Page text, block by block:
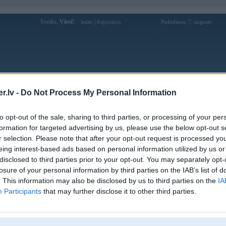
- Do Not Process My Personal Information
opt-out of the sale, sharing to third parties, or processing of your
for targeted advertising by us, please use the below opt-out
selection. Please note that after your opt-out request is processed
interest-based ads based on personal information utilized by us
to third parties prior to your opt-out. You may separately
of your personal information by third parties on the IAB’s list of
This information may also be disclosed by us to third parties on the
Participants that may further disclose it to other third parties.
Sveiks, Viesi! Ienākt Reģistrācija Piektdiena, 7. augusts
Forums Galerijas Reģistrācija Lietotāji
Bildes
9